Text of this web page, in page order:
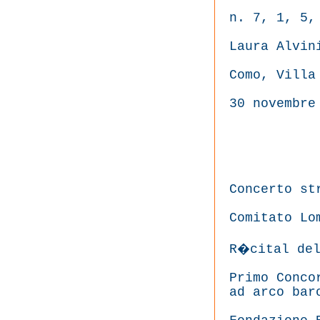
n. 7, 1, 5,
Laura
Como, Villa
30
Concerto
Comitato
R�cital
Primo
ad arco